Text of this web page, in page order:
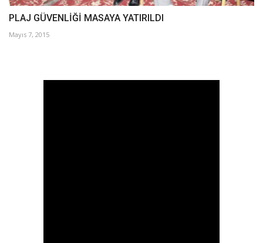
PLAJ GÜVENLİĞİ MASAYA YATIRILDI
Mayıs 7, 2015